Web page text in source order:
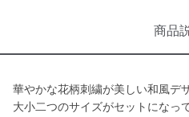
商品
華やかな花柄刺繍が美しい和風デ
大小二つのサイズがセットになっ